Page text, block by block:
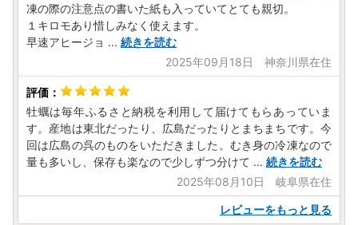
凍の際の注意点の書いた紙も入っていてとても親切。
１キロモあり惜しみなく使えます。
早速アヒージョ ... 続きを読む
2025年09月18日 神奈川県在住
牡蠣は毎年ふるさと納税を利用して届けてもらあっていま
す。産地は東北だったり、広島だったりとまちまちです。今
回は広島の呉のものをいただきました。むき身の冷凍なので
量も多いし、保存も楽なので少しずつ分けて ... 続きを読む
2025年08月10日 岐阜県在住
レビューをもっと見る